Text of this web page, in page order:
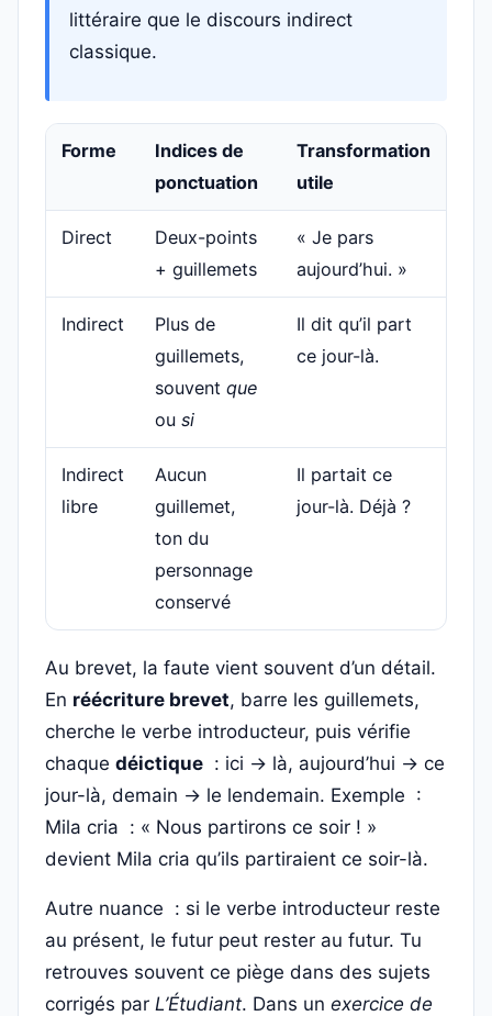
littéraire que le discours indirect
classique.
Forme
Indices de
ponctuation
Transformation
utile
Direct
Deux-points
+ guillemets
« Je pars
aujourd’hui. »
Indirect
Plus de
guillemets,
souvent que
ou si
Il dit qu’il part
ce jour-là.
Indirect
libre
Aucun
guillemet,
ton du
personnage
conservé
Il partait ce
jour-là. Déjà ?
Au brevet, la faute vient souvent d’un détail.
En réécriture brevet, barre les guillemets,
cherche le verbe introducteur, puis vérifie
chaque déictique : ici → là, aujourd’hui → ce
jour-là, demain → le lendemain. Exemple :
Mila cria : « Nous partirons ce soir ! »
devient Mila cria qu’ils partiraient ce soir-là.
Autre nuance : si le verbe introducteur reste
au présent, le futur peut rester au futur. Tu
retrouves souvent ce piège dans des sujets
corrigés par L’Étudiant. Dans un exercice de